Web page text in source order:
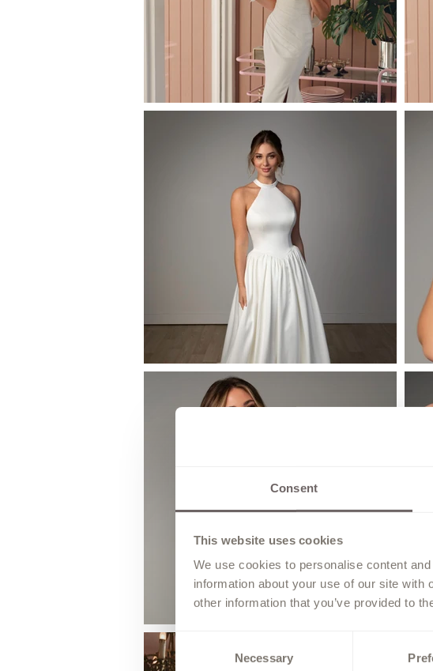
Consent
This website uses cookies
We use cookies to personalise content
information about your use of our site
other information that you’ve provided to
Consent
Selection
Necessary